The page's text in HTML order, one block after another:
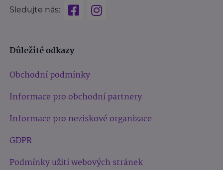
Sledujte nás:
Důležité odkazy
Obchodní podmínky
Informace pro obchodní partnery
Informace pro neziskové organizace
GDPR
Podmínky užití webových stránek